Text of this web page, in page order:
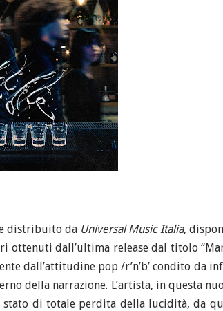
distribuito da Universal Music Italia,
dall’ultima release dal titolo
dall’attitudine pop /r’n’b’ condito da
della narrazione. L’artista, in questa
stato di totale perdita della lucidità,